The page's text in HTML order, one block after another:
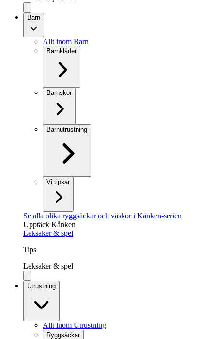
Barn
Allt inom Barn
Barnkläder
Barnskor
Barnutrustning
Vi tipsar
Se alla olika ryggsäckar och väskor i Kånken-serien
Upptäck Kånken
Leksaker & spel
Tips
Leksaker & spel
Utrustning
Allt inom Utrustning
Ryggsäckar